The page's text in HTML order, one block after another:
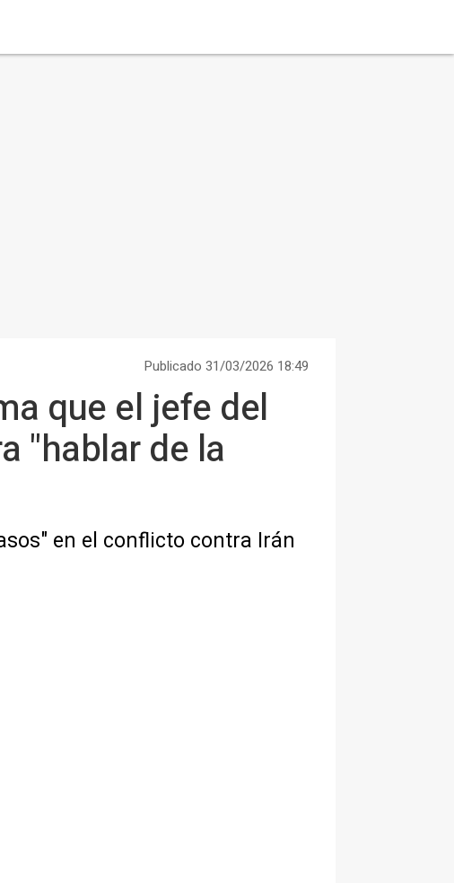
Publicado 31/03/2026 18:49
que el jefe del
"hablar de la
en el conflicto contra Irán